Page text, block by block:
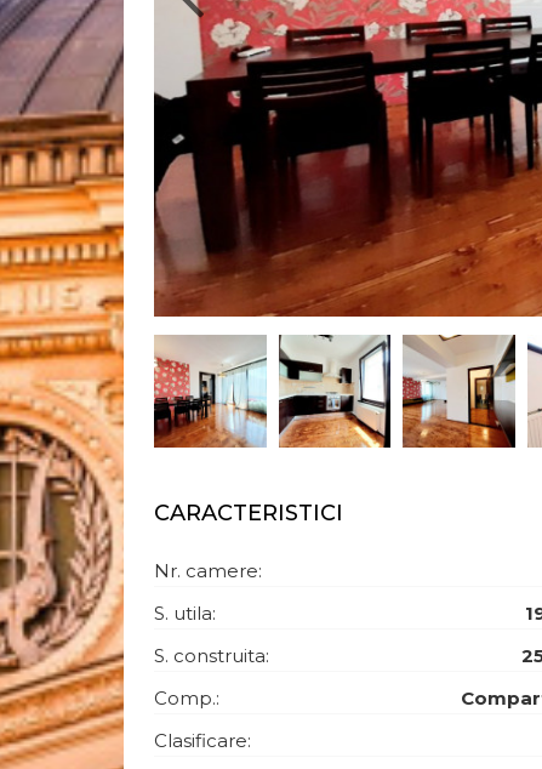
CARACTERISTICI
Nr. camere:
S. utila:
S. construita:
Comp.:
Clasificare: